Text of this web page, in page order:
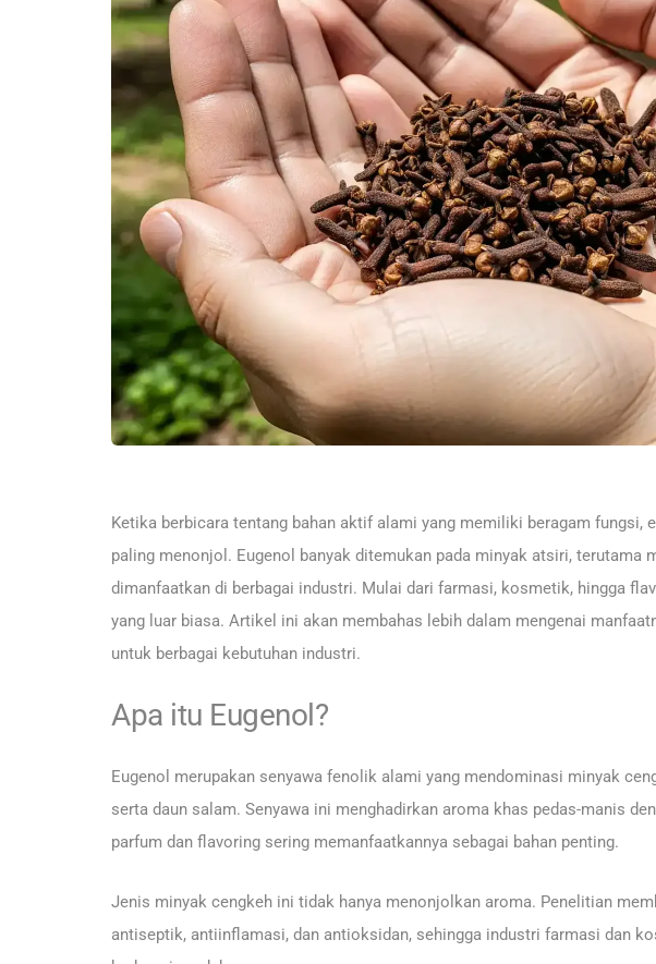
Ketika berbicara tentang bahan aktif alami yang memiliki beragam fungsi,
paling menonjol. Eugenol banyak ditemukan pada minyak atsiri, terutama
dimanfaatkan di berbagai industri. Mulai dari farmasi, kosmetik, hingga
yang luar biasa. Artikel ini akan membahas lebih dalam mengenai
untuk berbagai kebutuhan industri.
Apa itu Eugenol?
Eugenol merupakan senyawa fenolik alami yang mendominasi minyak
serta daun salam. Senyawa ini menghadirkan aroma khas pedas-manis
parfum dan flavoring sering memanfaatkannya sebagai bahan penting.
Jenis minyak cengkeh ini tidak hanya menonjolkan aroma. Penelitian
antiseptik, antiinflamasi, dan antioksidan, sehingga industri farmasi dan